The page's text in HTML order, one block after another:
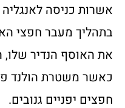
אשרות כניסה
בתהליך מעבר חפצי
כאשר משטרת הולנד
חפצים יפניים גנובים.